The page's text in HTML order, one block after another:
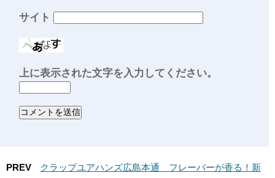
サイト
上に表示された文字を入力してください。
PREV
クラップユアハンズ広島本通＿フレーバーが香る！新